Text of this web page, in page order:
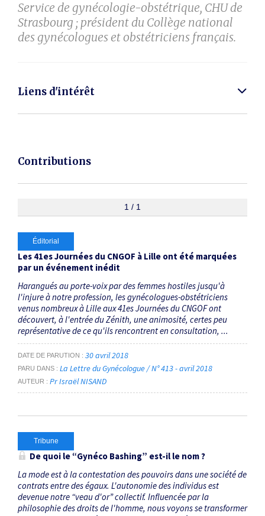
Service de gynécologie-obstétrique, CHU de
Strasbourg ; président du Collège national
des gynécologues et obstétriciens français.
Liens d'intérêt
Contributions
1 / 1
Éditorial
Les 41esJournées du CNGOF à Lille ont été marquées
par un événement inédit
Harangués au porte-voix par des femmes hostiles jusqu'à
l'injure à notre profession, les gynécologues-obstétriciens
venus nombreux à Lille aux 41es Journées du CNGOF ont
découvert, à l'entrée du Zénith, une animosité, certes peu
représentative de ce qu'ils rencontrent en consultation, ...
DATE DE PARUTION 30 avril 2018
PARU DANS La Lettre du Gynécologue / N° 413 - avril 2018
AUTEUR Pr Israël NISAND
Tribune
De quoi le “Gynéco Bashing” est-il le nom ?
La mode est à la contestation des pouvoirs dans une société de
contrats entre des égaux. L'autonomie des individus est
devenue notre “veau d'or” collectif. Influencée par la
philosophie des droits de l'homme, nous voyons se transformer